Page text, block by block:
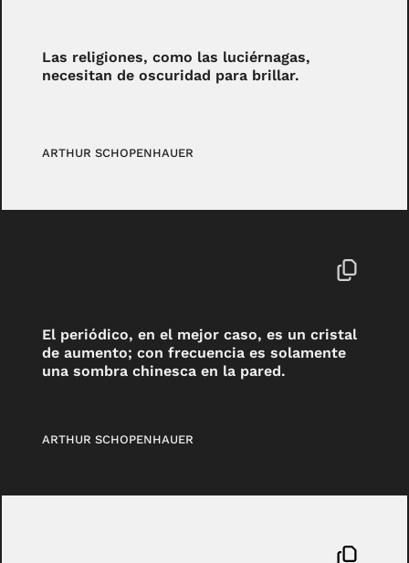
Las religiones, como las luciérnagas,
necesitan de oscuridad para brillar.
ARTHUR SCHOPENHAUER
El periódico, en el mejor caso, es un cristal
de aumento; con frecuencia es solamente
una sombra chinesca en la pared.
ARTHUR SCHOPENHAUER